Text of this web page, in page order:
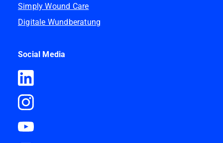
Simply Wound Care
Digitale Wundberatung
Social Media